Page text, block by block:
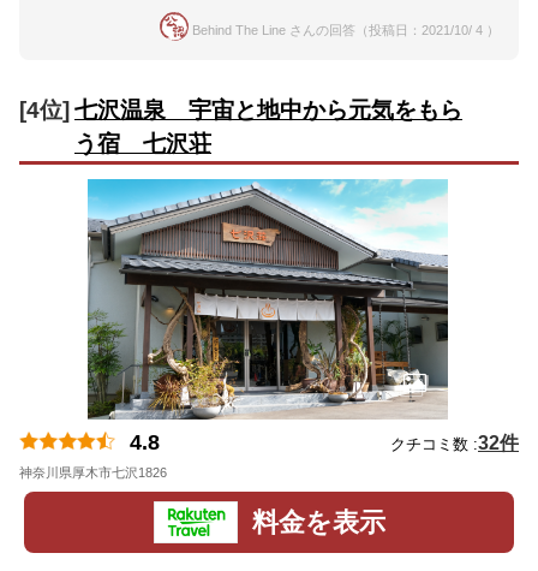
Behind The Line さんの回答（投稿日：2021/10/ 4 ）
[4位] 七沢温泉 宇宙と地中から元気をもら
う宿 七沢荘
4.8 クチコミ数 :32件
神奈川県厚木市七沢1826
料金を表示